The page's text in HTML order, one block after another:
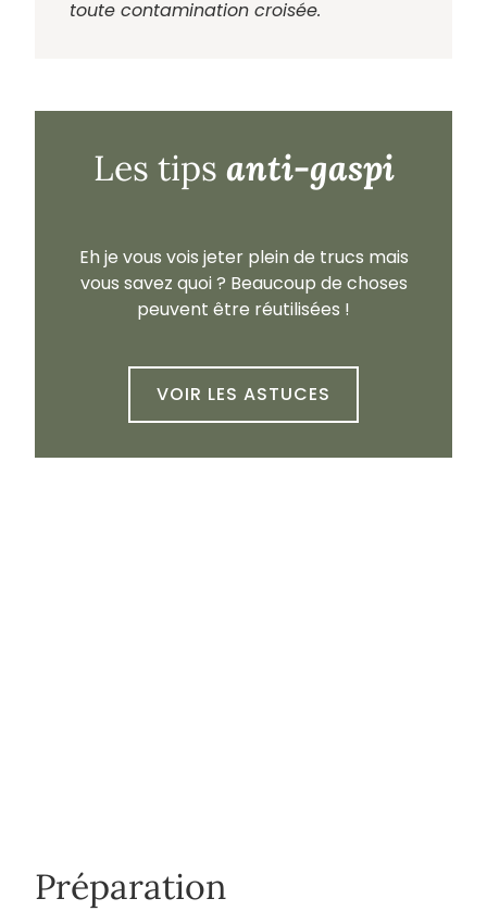
toute contamination croisée.
Les tips anti-gaspi
Eh je vous vois jeter plein de trucs mais
vous savez quoi ? Beaucoup de choses
peuvent être réutilisées !
VOIR LES ASTUCES
Préparation